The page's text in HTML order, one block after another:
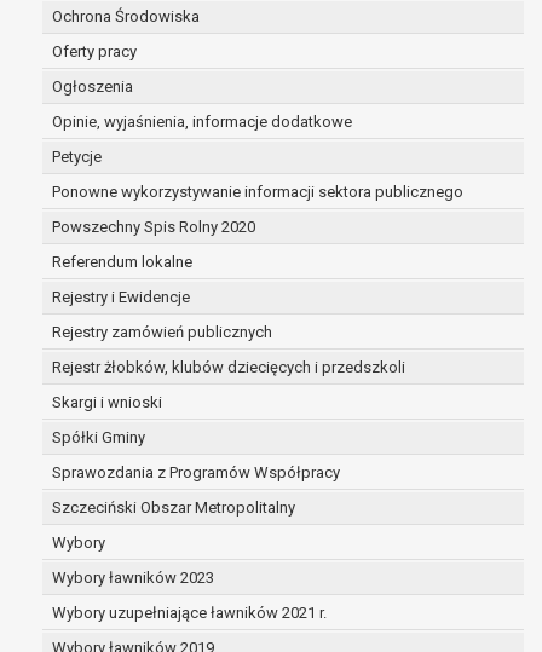
Ochrona Środowiska
Oferty pracy
Ogłoszenia
Opinie, wyjaśnienia, informacje dodatkowe
Petycje
Ponowne wykorzystywanie informacji sektora publicznego
Powszechny Spis Rolny 2020
Referendum lokalne
Rejestry i Ewidencje
Rejestry zamówień publicznych
Rejestr żłobków, klubów dziecięcych i przedszkoli
Skargi i wnioski
Spółki Gminy
Sprawozdania z Programów Współpracy
Szczeciński Obszar Metropolitalny
Wybory
Wybory ławników 2023
Wybory uzupełniające ławników 2021 r.
Wybory ławników 2019
RODO;
podstawie art. 16 RODO,
dane są nieprawidłowe lub
prawo do żądania usunięcia danych
osobowych (tzw. prawo do bycia
zapomnianym) na podstawie art. 17 RODO,
w przypadku gdy:
dane nie są już niezbędne do celów,
dla których były zebrane lub w inny
sposób przetwarzane,
osoba, której dane dotyczą, wniosła
sprzeciw wobec przetwarzania
danych osobowych,
zgodę na przetwarzanie danych
osobowych, która jest podstawą
przetwarzania danych i nie ma innej
danych,
dane osobowe przetwarzane są
niezgodnie z prawem,